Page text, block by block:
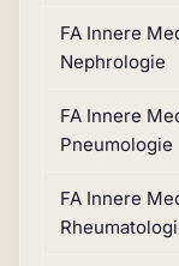
FA Innere
Nephrologie
FA Innere
Pneumologie
FA Innere